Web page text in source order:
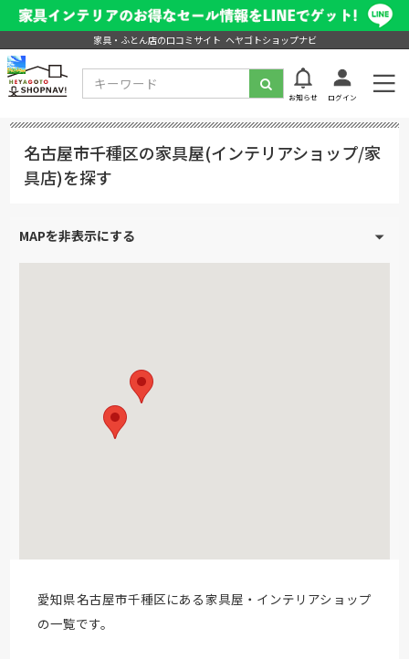
家具・ふとん店の口コミサイト ヘヤゴトショップナビ
お知らせ ログイン
名古屋市千種区の家具屋(インテリアショップ/家
具店)を探す
愛知県名古屋市千種区にある家具屋・インテリアショップ
の一覧です。